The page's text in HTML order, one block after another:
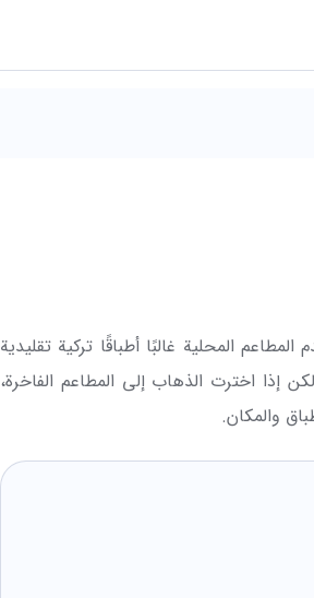
المحلية غالبًا أطباقًا تركية تقليدية
إذا اخترت الذهاب إلى المطاعم الفاخرة،
والمكان.